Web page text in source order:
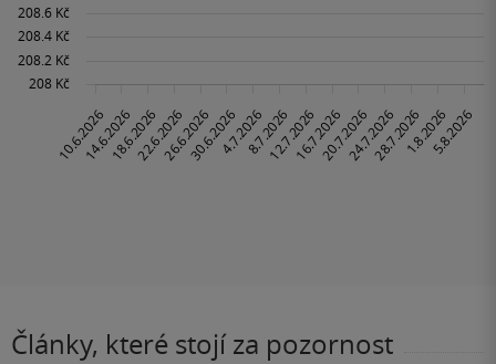
Články, které stojí za pozornost